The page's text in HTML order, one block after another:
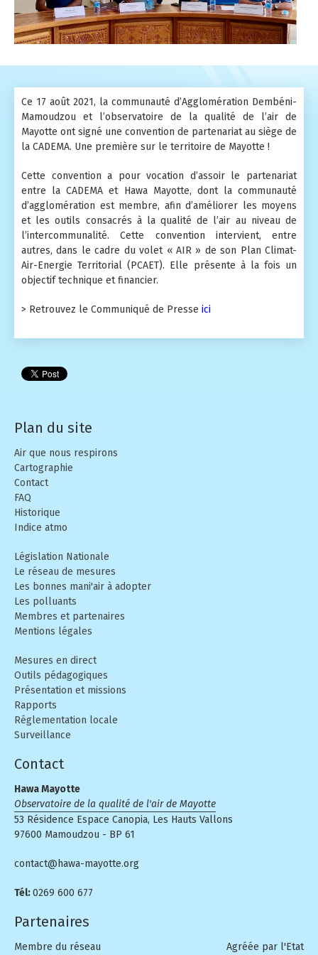
Le réseau de mesures
Mesures
Open Data
Rapports externes
Pollution de l'air, changement climatique et énergie
Vidéos
Nos GEStes Climat
FAQ
Mon Impact Transport
Mon Convertisseur CO2
Ce 17 août 2021, la communauté d’Agglomération Dembéni-
Mamoudzou et l’observatoire de la qualité de l’air de
Mayotte ont signé une convention de partenariat au siège de
la CADEMA. Une première sur le territoire de Mayotte !
Cette convention a pour vocation d’assoir le partenariat
entre la CADEMA et Hawa Mayotte, dont la communauté
d’agglomération est membre, afin d’améliorer les moyens
et les outils consacrés à la qualité de l’air au niveau de
l’intercommunalité. Cette convention intervient, entre
autres, dans le cadre du volet « AIR » de son Plan Climat-
Air-Energie Territorial (PCAET). Elle présente à la fois un
objectif technique et financier.
> Retrouvez le Communiqué de Presse ici
Plan du site
Air que nous respirons
Cartographie
Contact
FAQ
Historique
Indice atmo
Législation Nationale
Le réseau de mesures
Les bonnes mani'air à adopter
Les polluants
Membres et partenaires
Mentions légales
Mesures en direct
Outils pédagogiques
Présentation et missions
Rapports
Réglementation locale
Surveillance
Contact
Hawa Mayotte
Observatoire de la qualité de l'air de Mayotte
53 Résidence Espace Canopia, Les Hauts Vallons
97600 Mamoudzou - BP 61
contact@hawa-mayotte.org
Tél:0269 600 677
Partenaires
Membre du réseau Agréée par l'Etat